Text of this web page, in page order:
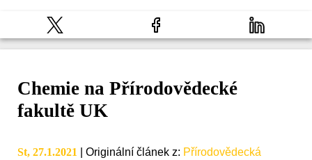
Chemie na Přírodovědecké
fakultě UK
St, 27.1.2021 Originální článek z: Přírodovědecká